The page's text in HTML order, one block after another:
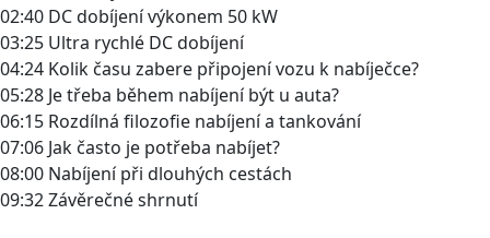
02:40 DC dobíjení výkonem 50 kW
03:25 Ultra rychlé DC dobíjení
04:24 Kolik času zabere připojení vozu k nabíječce?
05:28 Je třeba během nabíjení být u auta?
06:15 Rozdílná filozofie nabíjení a tankování
07:06 Jak často je potřeba nabíjet?
08:00 Nabíjení při dlouhých cestách
09:32 Závěrečné shrnutí